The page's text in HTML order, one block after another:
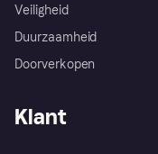
Veiligheid
Duurzaamheid
Doorverkopen
Klant